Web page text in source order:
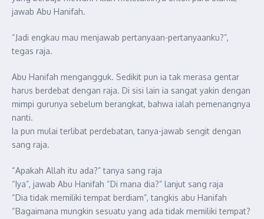
jawab Abu Hanifah.
“Jadi engkau mau menjawab pertanyaan-pertanyaanku?”,
tegas raja.
Abu Hanifah mengangguk. Sedikit pun ia tak merasa gentar
harus berdebat dengan raja. Di sisi lain ia sangat yakin dengan
mimpi gurunya sebelum berangkat, bahwa ialah pemenangnya
nanti.
Ia pun mulai terlibat perdebatan, tanya-jawab sengit dengan
sang raja.
“Apakah Allah itu ada?” tanya sang raja
“Iya”, jawab Abu Hanifah “Di mana dia?” lanjut sang raja
“Dia tidak memiliki tempat berdiam”, tangkis abu Hanifah
“Bagaimana mungkin sesuatu yang ada tidak memiliki tempat?